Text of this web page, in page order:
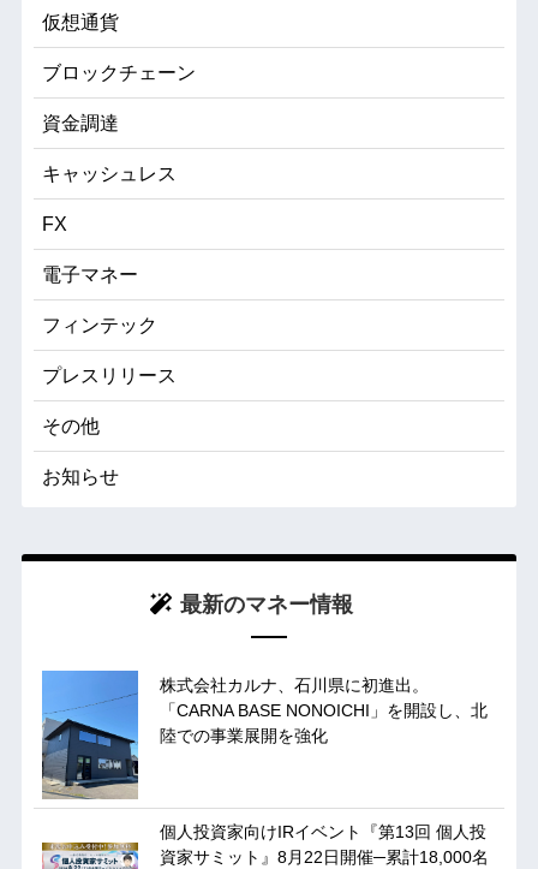
仮想通貨
ブロックチェーン
資金調達
キャッシュレス
FX
電子マネー
フィンテック
プレスリリース
その他
お知らせ
最新のマネー情報
株式会社カルナ、石川県に初進出。
「CARNA BASE NONOICHI」を開設し、北
陸での事業展開を強化
個人投資家向けIRイベント『第13回 個人投
資家サミット』8月22日開催─累計18,000名